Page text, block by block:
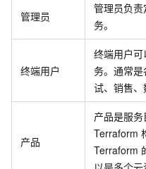
管理员
管理员负
务。
终端用户
终端用户
务。通常
试、销售、
产品
产品是服
Terraform
Terraform